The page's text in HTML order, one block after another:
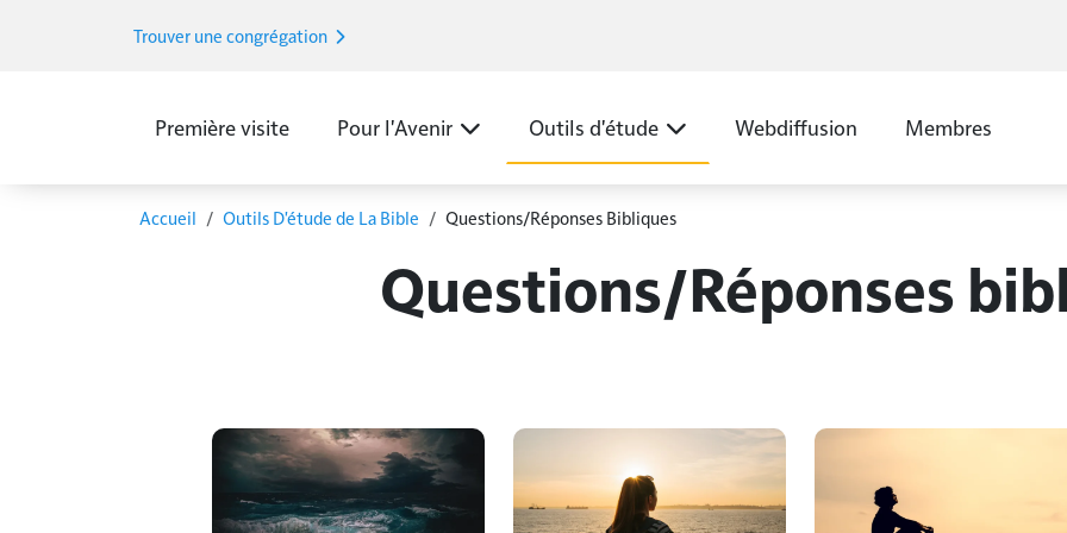
Trouver une congrégation
Première visite Pour l'Avenir Outils d'étude Webdiffusion Membres
Fil d'Ariane
Accueil Outils D'étude de La Bible Questions/Réponses Bibliques
Questions/Réponses